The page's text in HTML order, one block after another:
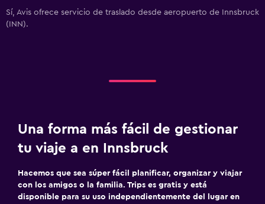
Sí, Avis ofrece servicio de traslado desde aeropuerto de Innsbruck
(INN).
Una forma más fácil de gestionar
tu viaje a en Innsbruck
Hacemos que sea súper fácil planificar, organizar y viajar
con los amigos o la familia. Trips es gratis y está
disponible para su uso independientemente del lugar en